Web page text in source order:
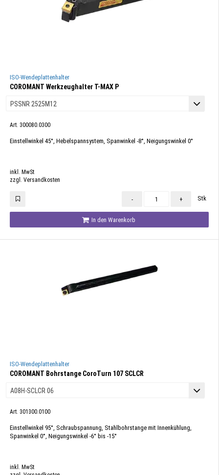
ISO-Wendeplattenhalter
COROMANT Werkzeughalter T-MAX P
Art. 300080.0300
Einstellwinkel 45°, Hebelspannsystem, Spanwinkel -8°, Neigungswinkel 0°
inkl. MwSt
zzgl. Versandkosten
- + Stk
In den Warenkorb
ISO-Wendeplattenhalter
COROMANT Bohrstange CoroTurn 107 SCLCR
Art. 301300.0100
Einstellwinkel 95°, Schraubspannung, Stahlbohrstange mit Innenkühlung,
Spanwinkel 0°, Neigungswinkel -6° bis -15°
inkl. MwSt